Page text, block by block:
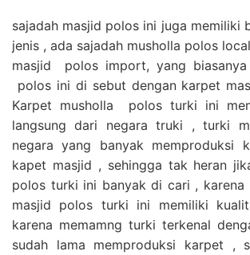
sajadah masjid polos ini juga memiliki
jenis , ada sajadah musholla polos
masjid polos import, yang biasanya
polos ini di sebut dengan karpet
Karpet musholla polos turki ini
langsung dari negara truki , turki
negara yang banyak memproduksi
kapet masjid , sehingga tak heran
polos turki ini banyak di cari , karena
masjid polos turki ini memiliki
karena memamng turki terkenal
sudah lama memproduksi karpet ,